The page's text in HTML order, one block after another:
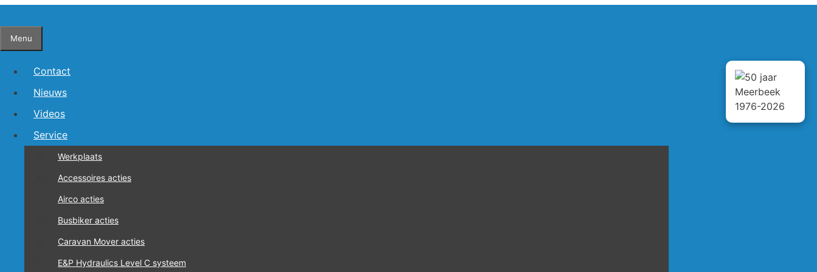
naar
Menu
Contact
Nieuws
Videos
Service
Werkplaats
Accessoires acties
Airco acties
Busbiker acties
Caravan Mover acties
E&P Hydraulics Level C systeem